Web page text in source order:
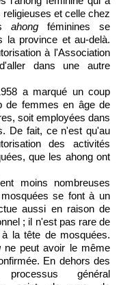
et celle chez
ahongféminines se
la province et au-delà.
à l'Association
dans une autre
a marqué un coup
de femmes en âge de
soit employées dans
De fait, ce n'est qu'au
des activités
que les ahong ont
moins nombreuses
se font à un
aussi en raison de
; il n'est pas rare de
la tête de mosquées.
ne peut avoir le même
En dehors des
général